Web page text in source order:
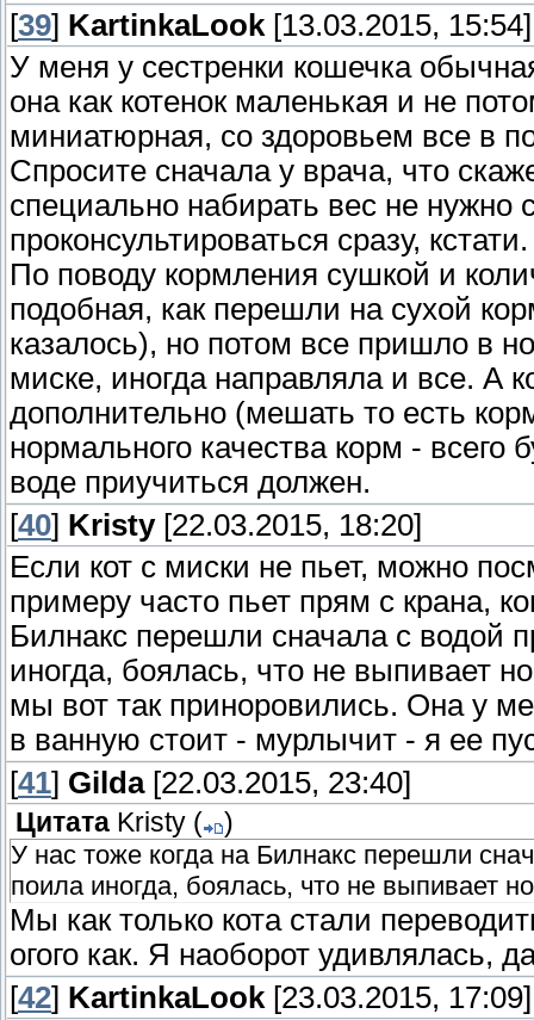
[39] KartinkaLook [13.03.2015, 15:54]
У меня у сестренки кошечка
она как котенок маленькая и не
миниатюрная, со здоровьем все в
Спросите сначала у врача, что
специально набирать вес не
проконсультироваться сразу, кстати.
По поводу кормления сушкой и
подобная, как перешли на сухой
казалось), но потом все пришло в
миске, иногда направляла и все. А
дополнительно (мешать то есть
нормального качества корм - всего
воде приучиться должен.
[40] Kristy[22.03.2015, 18:20]
Если кот с миски не пьет, можно
примеру часто пьет прям с крана,
Билнакс перешли сначала с
иногда, боялась, что не выпивает
мы вот так приноровились. Она у
в ванную стоит - мурлычит - я ее
[41] Gilda[22.03.2015, 23:40]
Цитата Kristy (
)
У нас тоже когда на Билнакс перешли
поила иногда, боялась, что не выпивает
Мы как только кота стали
огого как. Я наоборот удивлялась,
[42] KartinkaLook [23.03.2015, 17:09]